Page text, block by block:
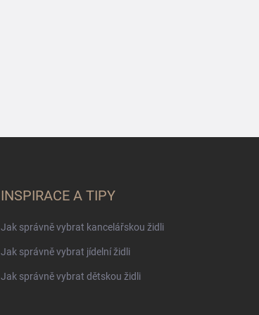
INSPIRACE A TIPY
Jak správně vybrat kancelářskou židli
Jak správně vybrat jídelní židli
Jak správně vybrat dětskou židli